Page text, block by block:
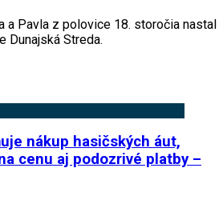
a Pavla z polovice 18. storočia nastal
Dunajská Streda.
nákup hasičských áut,
cenu aj podozrivé platby –